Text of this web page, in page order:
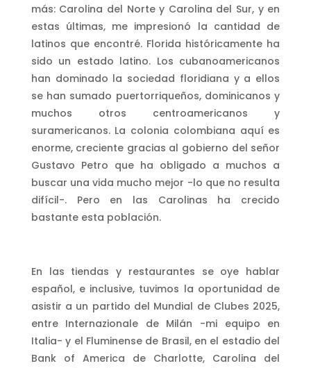
más: Carolina del Norte y Carolina del Sur, y en
estas últimas, me impresionó la cantidad de
latinos que encontré. Florida históricamente ha
sido un estado latino. Los cubanoamericanos
han dominado la sociedad floridiana y a ellos
se han sumado puertorriqueños, dominicanos y
muchos otros centroamericanos y
suramericanos. La colonia colombiana aquí es
enorme, creciente gracias al gobierno del señor
Gustavo Petro que ha obligado a muchos a
buscar una vida mucho mejor -lo que no resulta
difícil-. Pero en las Carolinas ha crecido
bastante esta población.
En las tiendas y restaurantes se oye hablar
español, e inclusive, tuvimos la oportunidad de
asistir a un partido del Mundial de Clubes 2025,
entre Internazionale de Milán -mi equipo en
Italia- y el Fluminense de Brasil, en el estadio del
Bank of America de Charlotte, Carolina del